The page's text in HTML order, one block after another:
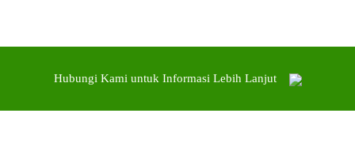
Hubungi Kami untuk Informasi Lebih Lanjut